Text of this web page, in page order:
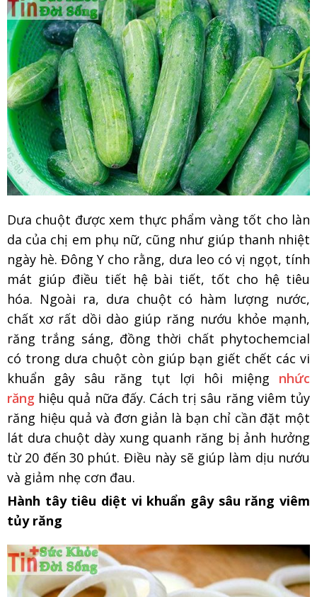
Dưa chuột được xem thực phẩm vàng tốt cho làn
da của chị em phụ nữ, cũng như giúp thanh nhiệt
ngày hè. Đông Y cho rằng, dưa leo có vị ngọt, tính
mát giúp điều tiết hệ bài tiết, tốt cho hệ tiêu
hóa. Ngoài ra, dưa chuột có hàm lượng nước,
chất xơ rất dồi dào giúp răng nướu khỏe mạnh,
răng trắng sáng, đồng thời chất phytochemcial
có trong dưa chuột còn giúp bạn giết chết các vi
khuẩn gây sâu răng tụt lợi hôi miệng nhức
răng hiệu quả nữa đấy. Cách trị sâu răng viêm tủy
răng h​iệu quả và đơn giản là bạn chỉ cần đặt một
lát dưa chuột dày xung quanh răng bị ảnh hưởng
từ 20 đến 30 phút. Điều này sẽ giúp làm dịu nướu
và giảm nhẹ cơn đau.
Hành tây tiêu diệt vi khuẩn gây sâu răng viêm
tủy răng